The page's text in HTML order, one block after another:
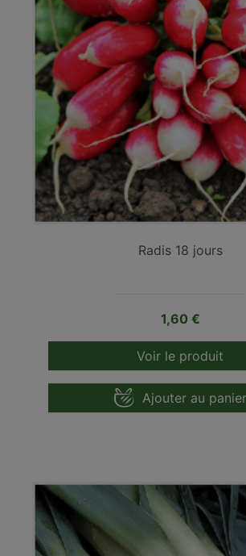
Radis 18 jours
Prix
1,60 €
Voir le produit
Ajouter au panier